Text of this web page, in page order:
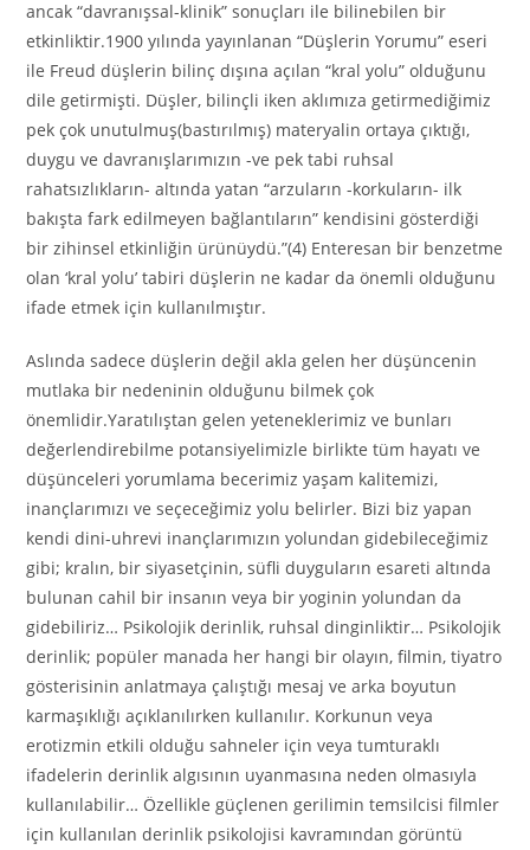
ancak “davranışsal-klinik” sonuçları ile bilinebilen bir
etkinliktir.1900 yılında yayınlanan “Düşlerin Yorumu” eseri
ile Freud düşlerin bilinç dışına açılan “kral yolu” olduğunu
dile getirmişti. Düşler, bilinçli iken aklımıza getirmediğimiz
pek çok unutulmuş(bastırılmış) materyalin ortaya çıktığı,
duygu ve davranışlarımızın -ve pek tabi ruhsal
rahatsızlıkların- altında yatan “arzuların -korkuların- ilk
bakışta fark edilmeyen bağlantıların” kendisini gösterdiği
bir zihinsel etkinliğin ürünüydü.”(4) Enteresan bir benzetme
olan ‘kral yolu’ tabiri düşlerin ne kadar da önemli olduğunu
ifade etmek için kullanılmıştır.
Aslında sadece düşlerin değil akla gelen her düşüncenin
mutlaka bir nedeninin olduğunu bilmek çok
önemlidir.Yaratılıştan gelen yeteneklerimiz ve bunları
değerlendirebilme potansiyelimizle birlikte tüm hayatı ve
düşünceleri yorumlama becerimiz yaşam kalitemizi,
inançlarımızı ve seçeceğimiz yolu belirler. Bizi biz yapan
kendi dini-uhrevi inançlarımızın yolundan gidebileceğimiz
gibi; kralın, bir siyasetçinin, süfli duyguların esareti altında
bulunan cahil bir insanın veya bir yoginin yolundan da
gidebiliriz… Psikolojik derinlik, ruhsal dinginliktir… Psikolojik
derinlik; popüler manada her hangi bir olayın, filmin, tiyatro
gösterisinin anlatmaya çalıştığı mesaj ve arka boyutun
karmaşıklığı açıklanılırken kullanılır. Korkunun veya
erotizmin etkili olduğu sahneler için veya tumturaklı
ifadelerin derinlik algısının uyanmasına neden olmasıyla
kullanılabilir… Özellikle güçlenen gerilimin temsilcisi filmler
için kullanılan derinlik psikolojisi kavramından görüntü